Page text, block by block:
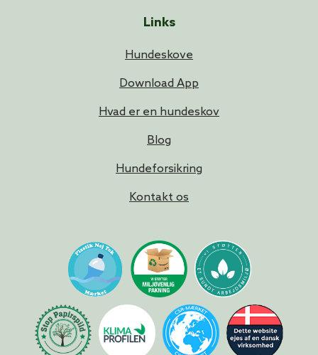
Links
Hundeskove
Download App
Hvad er en hundeskov
Blog
Hundeforsikring
Kontakt os